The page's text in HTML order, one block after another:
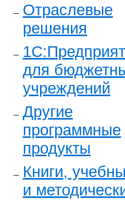
Отраслевые
решения
для
учреждений
Другие
программные
продукты
Книги,
и